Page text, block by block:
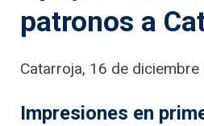
patronos a
Catarroja, 16 de
Impresiones en